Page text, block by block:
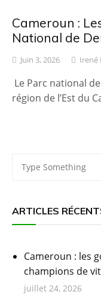
Cameroun :
National de
Juin 3, 2026 Irené
Le Parc national
région de l’Est du
ARTICLES
Cameroun : les
champions de
juillet 24, 2026